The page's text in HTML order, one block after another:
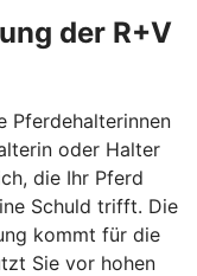
der R+V
Pferdehalterinnen
oder Halter
die Ihr Pferd
Schuld trifft. Die
kommt für die
Sie vor hohen